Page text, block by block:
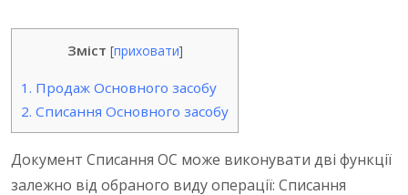
Зміст [приховати]
1. Продаж Основного засобу
2. Списання Основного засобу
Документ Списання ОС може виконувати дві функції
залежно від обраного виду операції: Списання